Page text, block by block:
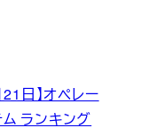
日】オペレー
ランキング